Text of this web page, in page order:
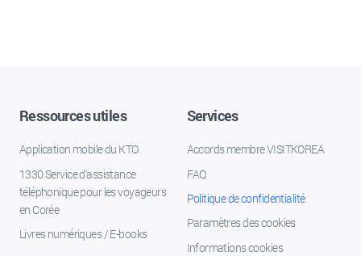
Ressources utiles
Application mobile du KTO
1330 Service d'assistance
téléphonique pour les voyageurs
en Corée
Livres numériques / E-books
Services
Accords membre VISITKOREA
FAQ
Politique de confidentialité
Paramètres des cookies
Informations cookies